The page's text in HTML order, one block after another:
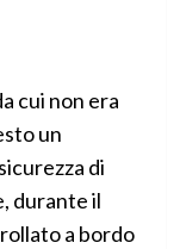
cui non era
un
di
durante il
a bordo